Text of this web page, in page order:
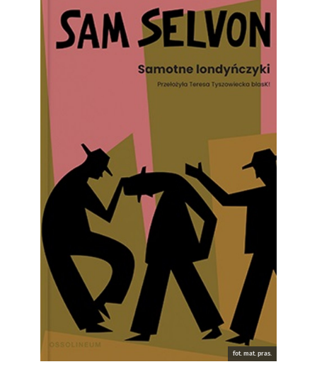
fot. mat. pras.